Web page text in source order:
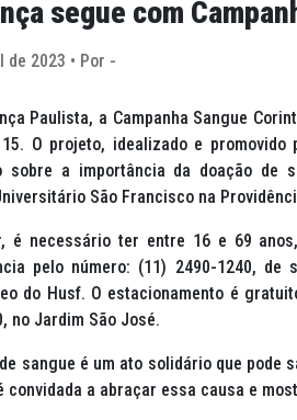
segue com
de 2023 • Por -
Paulista, a Campanha Sangue
O projeto, idealizado e
sobre a importância da doação de
São Francisco na
é necessário ter entre 16 e 69
pelo número: (11) 2490-1240,
do Husf. O estacionamento é
no Jardim São José.
sangue é um ato solidário que pode
convidada a abraçar essa causa e